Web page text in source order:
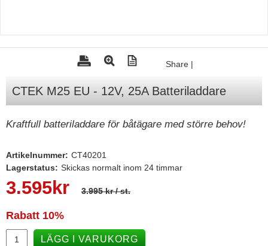
Mercury Servicedelar
Lowrance
Humminbird
B&G
Båttillbehör
Varta - Batterier
Victron - Batteriladdare
Share |
CTEK M25 EU - 12V, 25A Batteriladdare
Kraftfull batteriladdare för båtägare med större behov!
Artikelnummer: CT40201
Lagerstatus: Skickas normalt inom 24 timmar
3.595kr 3.995 kr/ st.
Rabatt 10%
LÄGG I VARUKORG